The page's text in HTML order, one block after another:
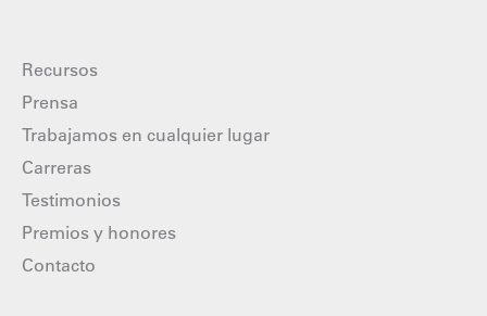
Recursos
Prensa
Trabajamos en cualquier lugar
Carreras
Testimonios
Premios y honores
Contacto